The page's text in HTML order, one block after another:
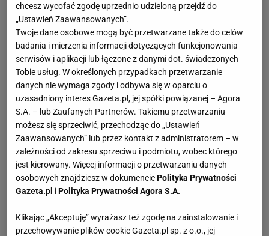
chcesz wycofać zgodę uprzednio udzieloną przejdź do
„Ustawień Zaawansowanych”.
Twoje dane osobowe mogą być przetwarzane także do celów
badania i mierzenia informacji dotyczących funkcjonowania
serwisów i aplikacji lub łączone z danymi dot. świadczonych
Tobie usług. W określonych przypadkach przetwarzanie
danych nie wymaga zgody i odbywa się w oparciu o
uzasadniony interes Gazeta.pl, jej spółki powiązanej – Agora
S.A. – lub Zaufanych Partnerów. Takiemu przetwarzaniu
możesz się sprzeciwić, przechodząc do „Ustawień
Zaawansowanych” lub przez kontakt z administratorem – w
zależności od zakresu sprzeciwu i podmiotu, wobec którego
jest kierowany. Więcej informacji o przetwarzaniu danych
osobowych znajdziesz w dokumenciePolityka Prywatności
Gazeta.pl iPolityka Prywatności Agora S.A.
Klikając „Akceptuję” wyrażasz też zgodę na zainstalowanie i
przechowywanie plików cookie Gazeta.pl sp. z o.o., jej